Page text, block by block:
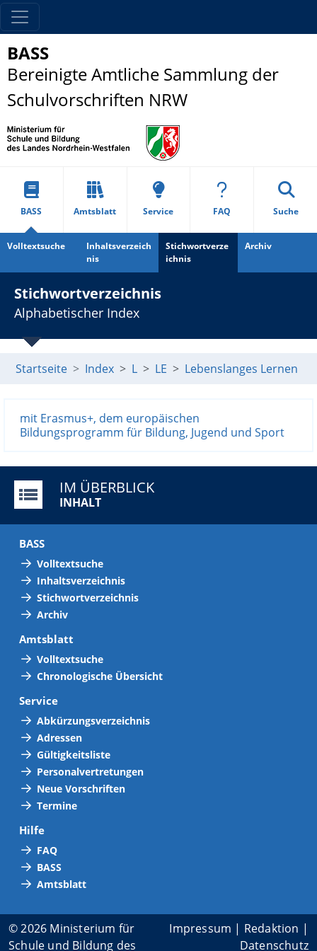
BASS
Bereinigte Amtliche Sammlung der
Schulvorschriften NRW
BASS Amtsblatt Service FAQ Suche
Volltextsuche
Inhaltsverzeich
nis
Stichwortverze
ichnis
Archiv
Stichwortverzeichnis
Alphabetischer Index
Startseite Index L LE Lebenslanges Lernen
mit Erasmus+, dem europäischen
Bildungsprogramm für Bildung, Jugend und Sport
IM ÜBERBLICK
INHALT
BASS
Volltextsuche
Inhaltsverzeichnis
Stichwortverzeichnis
Archiv
Amtsblatt
Volltextsuche
Chronologische Übersicht
Service
Abkürzungsverzeichnis
Adressen
Gültigkeitsliste
Personalvertretungen
Neue Vorschriften
Termine
Hilfe
FAQ
BASS
Amtsblatt
© 2026 Ministerium für
Schule und Bildung des
Impressum | Redaktion |
Datenschutz